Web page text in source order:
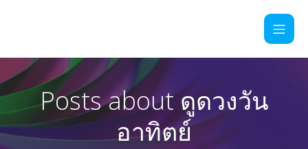
Posts about ดูดวงวัน
อาทิตย์